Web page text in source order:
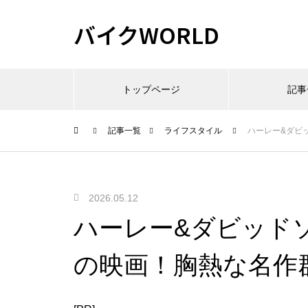
バイクWORLD
トップページ 記
記事一覧 ライフスタイル ハーレー&ダビ
2026.05.12
ハーレー&ダビッド
の映画！胸熱な名作